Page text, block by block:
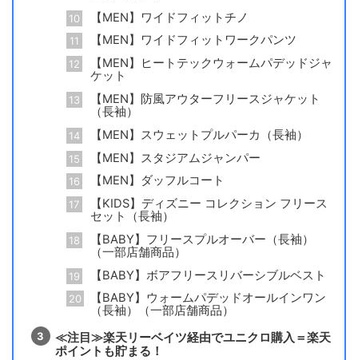
【MEN】ワイドフィットチノ
【MEN】ワイドフィットワークパンツ
【MEN】ヒートテックウォームパデッドジャ
ケット
【MEN】防風アウターフリースジャケット
（長袖）
【MEN】スウェットプルパーカ（長袖）
【MEN】スタジアムジャンパー
【MEN】ダッフルコート
【KIDS】ディズニー コレクション フリース
セット（長袖）
【BABY】フリースプルオーバー（長袖）
（一部店舗商品）
【BABY】ボアフリースリバーシブルベスト
【BABY】ウォームパデッドオールインワン
（長袖）（一部店舗商品）
≪注目≫楽天リーベイツ経由でユニクロ購入＝楽天
ポイントも貯まる！